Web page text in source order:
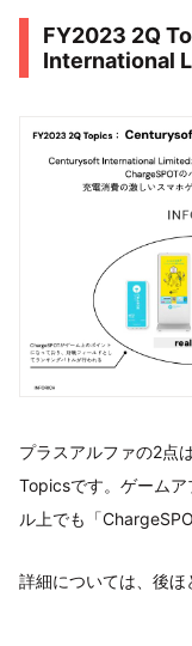
FY2023 2Q
International
プラスアルファの2点
Topicsです。ゲーム
ル上でも「
詳細については、後ほ